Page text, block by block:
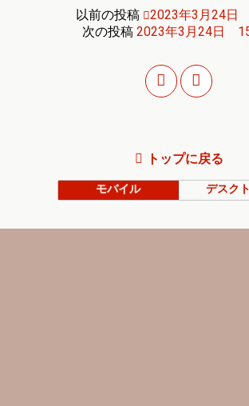
以前の投稿
2023年3月24日
次の投稿 2023年3月24日
トップに戻る
モバイル デスク